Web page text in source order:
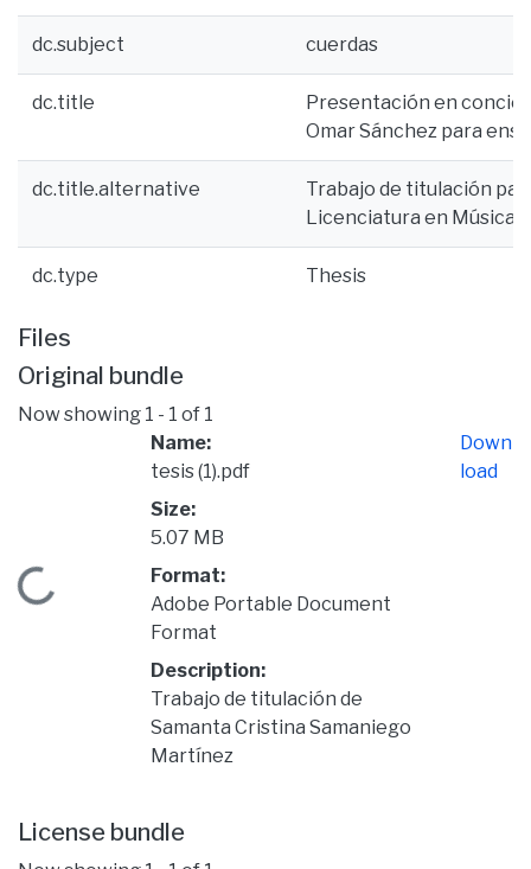
dc.subject cuerdas
dc.title
Presentación en
Omar Sánchez para
dc.title.alternative
Trabajo de titulación
Licenciatura en Música
dc.type Thesis
Files
Original bundle
Now showing 1 - 1 of 1
Loading...
Name:
tesis (1).pdf
Size:
5.07 MB
Format:
Adobe Portable Document
Format
Description:
Trabajo de titulación de
Samanta Cristina Samaniego
Martínez
Down
load
License bundle